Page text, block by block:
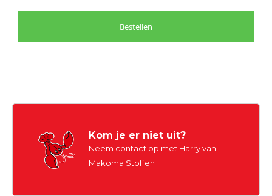
Bestellen
Kom je er niet uit?
Neem contact op met Harry van
Makoma Stoffen